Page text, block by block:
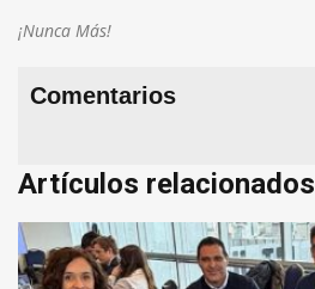
¡Nunca Más!
Comentarios
Artículos relacionados